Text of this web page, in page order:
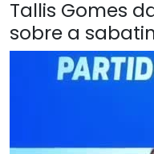
Tallis Gomes
sobre a